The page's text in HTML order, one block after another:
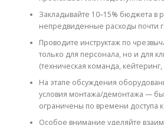
Закладывайте 10–15% бюджета в
непредвиденные расходы почти
Проводите инструктаж по
только для персонала, но и для
(техническая команда, кейтеринг,
На этапе обсуждения
условия монтажа/демонтажа —
ограничены по времени доступа
Особое внимание уделяйте